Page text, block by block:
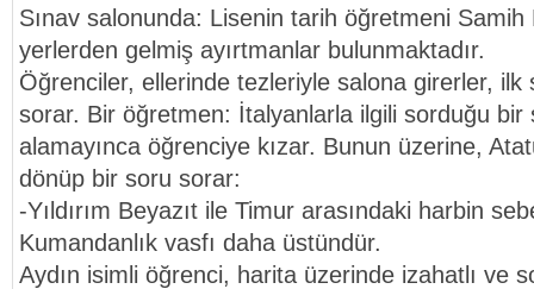
Sınav salonunda: Lisenin tarih öğretmeni
yerlerden gelmiş ayırtmanlar bulunmaktadır.
Öğrenciler, ellerinde tezleriyle salona girerler, ilk
sorar. Bir öğretmen: İtalyanlarla ilgili sorduğu bir
alamayınca öğrenciye kızar. Bunun üzerine,
dönüp bir soru sorar:
-Yıldırım Beyazıt ile Timur arasındaki harbin
Kumandanlık vasfı daha üstündür.
Aydın isimli öğrenci, harita üzerinde izahatlı ve